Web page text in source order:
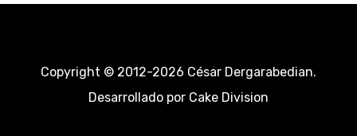
Copyright © 2012-2026 César Dergarabedian.
Desarrollado porCake Division